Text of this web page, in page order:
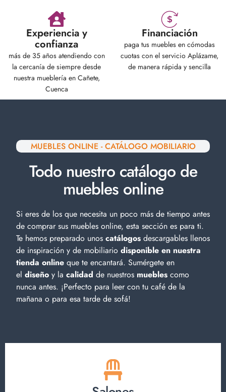
Experiencia y
confianza
más de 35 años atendiendo con
la cercanía de siempre desde
nuestra mueblería en Cañete,
Cuenca
Financiación
paga tus muebles en cómodas
cuotas con el servicio Aplázame,
de manera rápida y sencilla
MUEBLES ONLINE - CATÁLOGO MOBILIARIO
Todo nuestro catálogo de
muebles online
Si eres de los que necesita un poco más de tiempo antes
de comprar sus muebles online, esta sección es para ti.
Te hemos preparado unos catálogos descargables llenos
de inspiración y de mobiliario disponible en nuestra
tienda online que te encantará. Sumérgete en
el diseño y la calidad de nuestros muebles como
nunca antes. ¡Perfecto para leer con tu café de la
mañana o para esa tarde de sofá!